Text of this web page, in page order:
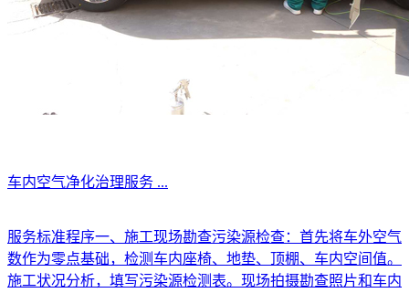
车内空气净化治理服务 ...
服务标准程序一、施工现场勘查污染源检查：首先将车外空气
数作为零点基础，检测车内座椅、地垫、顶棚、车内空间值。
施工状况分析，填写污染源检测表。现场拍摄勘查照片和车内